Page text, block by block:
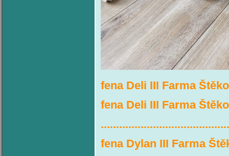
fena Deli III Farma
fena Deli III Farma
fena Dylan III Farma